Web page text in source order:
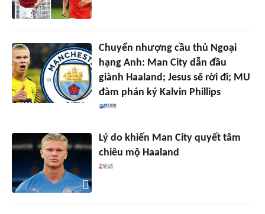
Chuyển nhượng cầu thủ Ngoại
hạng Anh: Man City dẫn đầu
giành Haaland; Jesus sẽ rời đi; MU
đàm phán ký Kalvin Phillips
Lý do khiến Man City quyết tâm
chiêu mộ Haaland